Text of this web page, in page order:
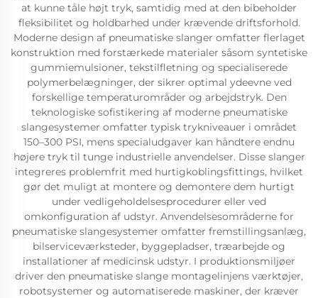
at kunne tåle højt tryk, samtidig med at den bibeholder
fleksibilitet og holdbarhed under krævende driftsforhold.
Moderne design af pneumatiske slanger omfatter flerlaget
konstruktion med forstærkede materialer såsom syntetiske
gummiemulsioner, tekstilfletning og specialiserede
polymerbelægninger, der sikrer optimal ydeevne ved
forskellige temperaturområder og arbejdstryk. Den
teknologiske sofistikering af moderne pneumatiske
slangesystemer omfatter typisk trykniveauer i området
150–300 PSI, mens specialudgaver kan håndtere endnu
højere tryk til tunge industrielle anvendelser. Disse slanger
integreres problemfrit med hurtigkoblingsfittings, hvilket
gør det muligt at montere og demontere dem hurtigt
under vedligeholdelsesprocedurer eller ved
omkonfiguration af udstyr. Anvendelsesområderne for
pneumatiske slangesystemer omfatter fremstillingsanlæg,
bilserviceværksteder, byggepladser, træarbejde og
installationer af medicinsk udstyr. I produktionsmiljøer
driver den pneumatiske slange montagelinjens værktøjer,
robotsystemer og automatiserede maskiner, der kræver